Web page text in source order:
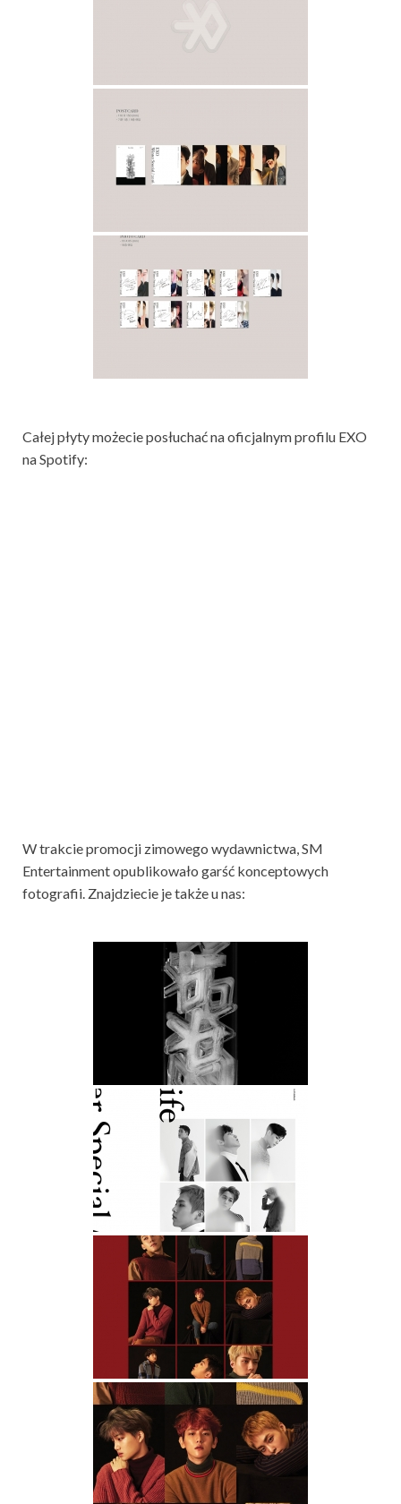
Całej płyty możecie posłuchać na oficjalnym profilu EXO
na Spotify:
W trakcie promocji zimowego wydawnictwa, SM
Entertainment opublikowało garść konceptowych
fotografii. Znajdziecie je także u nas: